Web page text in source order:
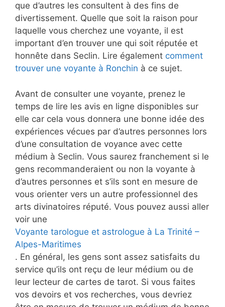
que d’autres les consultent à des fins de
divertissement. Quelle que soit la raison pour
laquelle vous cherchez une voyante, il est
important d’en trouver une qui soit réputée et
honnête dans Seclin. Lire également comment
trouver une voyante à Ronchin à ce sujet.
Avant de consulter une voyante, prenez le
temps de lire les avis en ligne disponibles sur
elle car cela vous donnera une bonne idée des
expériences vécues par d’autres personnes lors
d’une consultation de voyance avec cette
médium à Seclin. Vous saurez franchement si le
gens recommanderaient ou non la voyante à
d’autres personnes et s’ils sont en mesure de
vous orienter vers un autre professionnel des
arts divinatoires réputé. Vous pouvez aussi aller
voir une
Voyante tarologue et astrologue à La Trinité –
Alpes-Maritimes
. En général, les gens sont assez satisfaits du
service qu’ils ont reçu de leur médium ou de
leur lecteur de cartes de tarot. Si vous faites
vos devoirs et vos recherches, vous devriez